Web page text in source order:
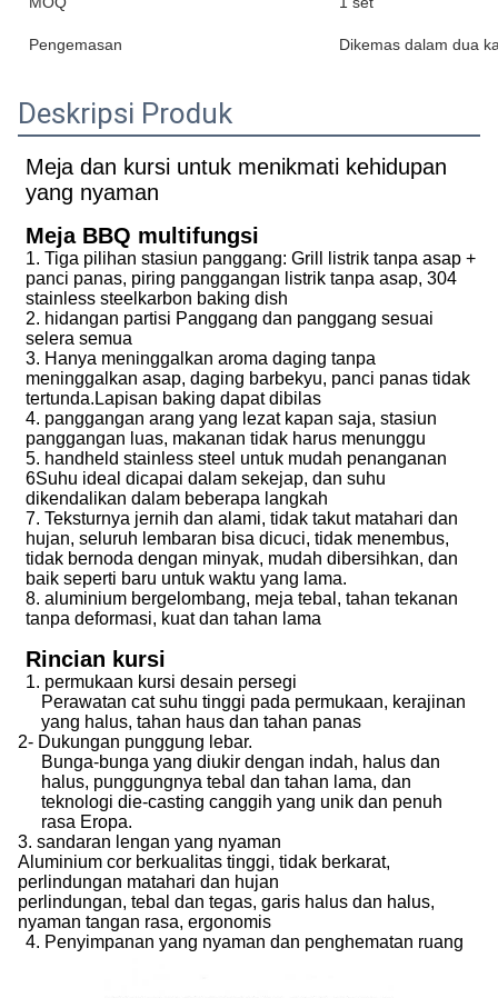
Pengemasan Dikemas dalam dua
Deskripsi Produk
Meja dan kursi untuk menikmati kehidupan
yang nyaman
Meja BBQ multifungsi
1. Tiga pilihan stasiun panggang: Grill listrik tanpa asap +
panci panas, piring panggangan listrik tanpa asap, 304
stainless steelkarbon baking dish
2. hidangan partisi Panggang dan panggang sesuai
selera semua
3. Hanya meninggalkan aroma daging tanpa
meninggalkan asap, daging barbekyu, panci panas tidak
tertunda.Lapisan baking dapat dibilas
4. panggangan arang yang lezat kapan saja, stasiun
panggangan luas, makanan tidak harus menunggu
5. handheld stainless steel untuk mudah penanganan
6Suhu ideal dicapai dalam sekejap, dan suhu
dikendalikan dalam beberapa langkah
7. Teksturnya jernih dan alami, tidak takut matahari dan
hujan, seluruh lembaran bisa dicuci, tidak menembus,
tidak bernoda dengan minyak, mudah dibersihkan, dan
baik seperti baru untuk waktu yang lama.
8. aluminium bergelombang, meja tebal, tahan tekanan
tanpa deformasi, kuat dan tahan lama
Rincian kursi
1. permukaan kursi desain persegi
Perawatan cat suhu tinggi pada permukaan, kerajinan
yang halus, tahan haus dan tahan panas
2- Dukungan punggung lebar.
Bunga-bunga yang diukir dengan indah, halus dan
halus, punggungnya tebal dan tahan lama, dan
teknologi die-casting canggih yang unik dan penuh
rasa Eropa.
3. sandaran lengan yang nyaman
Aluminium cor berkualitas tinggi, tidak berkarat,
perlindungan matahari dan hujan
perlindungan, tebal dan tegas, garis halus dan halus,
nyaman tangan rasa, ergonomis
4. Penyimpanan yang nyaman dan penghematan ruang